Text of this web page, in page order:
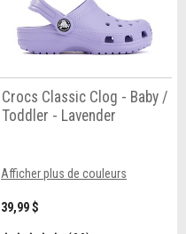
Crocs Classic Clog - Baby /
Toddler - Lavender
Afficher plus de couleurs
39,99 $